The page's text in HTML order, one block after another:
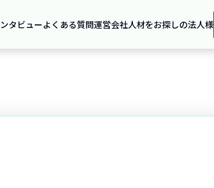
タビューよくある質問運営会社人材をお探しの法人様